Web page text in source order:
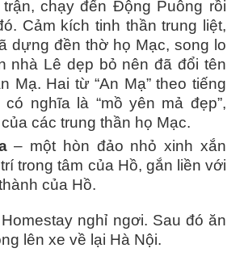
chạy đến Động Puông rồi
Cảm kích tinh thần trung liệt,
dựng đền thờ họ Mạc, song lo
nhà Lê dẹp bỏ nên đã đổi tên
Mạ. Hai từ “An Mạ” theo tiếng
nghĩa là “mồ yên mả đẹp”,
các trung thần họ Mạc.
– một hòn đảo nhỏ xinh xắn
trong tâm của Hồ, gắn liền với
của Hồ.
nghỉ ngơi. Sau đó ăn
lên xe về lại Hà Nội.